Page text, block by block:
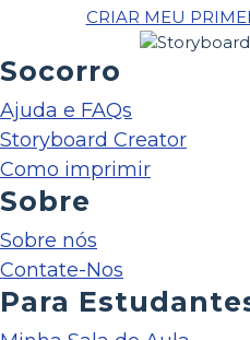
CRIAR MEU
Socorro
Ajuda e FAQs
Storyboard Creator
Como imprimir
Sobre
Sobre nós
Contate-Nos
Para